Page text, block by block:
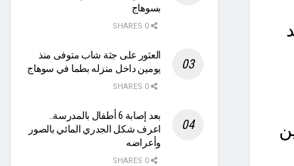
بسوهاج
العثور على جثة شاب متوفى منذ
يومين داخل منزله بطما في سوهاج
بعد إصابة 6 أطفال بالمدرسة..
اعرف شكل الجدري المائي بالصور
وأعراضه